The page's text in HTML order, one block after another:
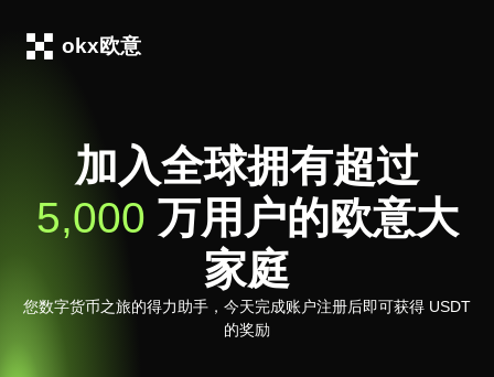
okx欧意
加入全球拥有超过
5,000 万用户的欧意大
家庭
您数字货币之旅的得力助手，今天完成账户注册后即可获得 USDT
的奖励